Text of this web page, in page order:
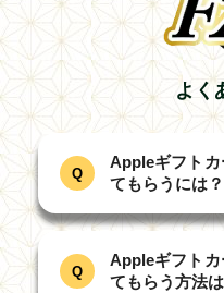
よく
Q
Appleギフトカ
てもらうには？
Appleギフトカ
もらうなら、買
すめです。
Q
Appleギフトカ
てもらう方法